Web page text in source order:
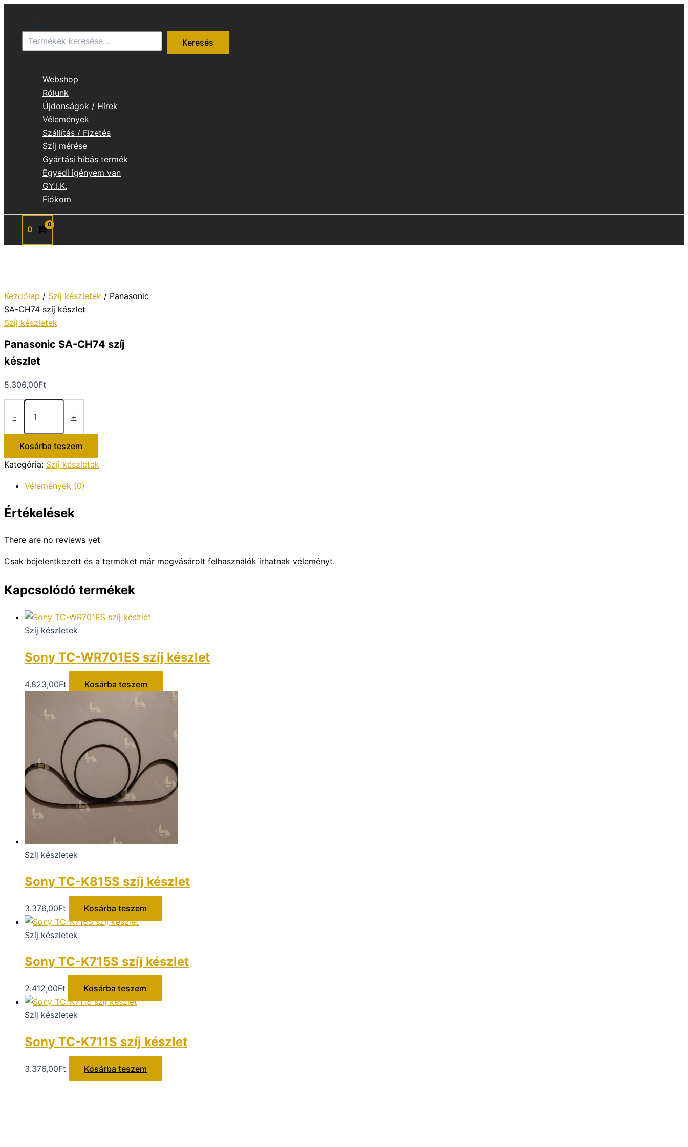
content
Keresés
Webshop
Rólunk
Újdonságok / Hírek
Vélemények
Szállítás / Fizetés
Szíj mérése
Gyártási hibás termék
Egyedi igényem van
GY.I.K.
Fiókom
0
Kezdőlap / Szíj készletek / Panasonic
SA-CH74 szíj készlet
Szíj készletek
Panasonic SA-CH74 szíj
készlet
5.306,00Ft
-
Panasonic
szíj
készlet
+
Kosárba teszem
Kategória: Szíj készletek
Vélemények (0)
Értékelések
There are no reviews yet
Csak bejelentkezett és a terméket már megvásárolt felhasználók írhatnak véleményt.
Kapcsolódó termékek
Szíj készletek
Sony TC-WR701ES szíj készlet
4.823,00Ft Kosárba teszem
Szíj készletek
Sony TC-K815S szíj készlet
3.376,00Ft Kosárba teszem
Szíj készletek
Sony TC-K715S szíj készlet
2.412,00Ft Kosárba teszem
Szíj készletek
Sony TC-K711S szíj készlet
3.376,00Ft Kosárba teszem